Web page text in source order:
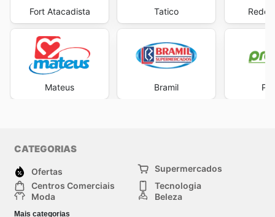
Fort Atacadista
Mateus
Tatico
Bramil
Rede
CATEGORIAS
Ofertas
Supermercados
Centros Comerciais
Tecnologia
Moda
Beleza
Mais categorias